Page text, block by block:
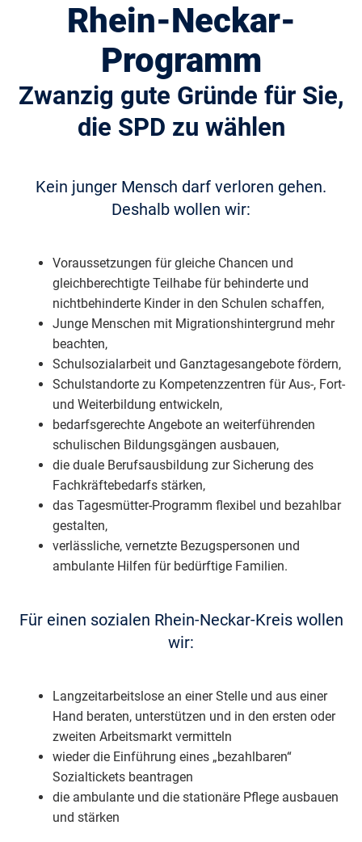
Rhein-Neckar-
Programm
Zwanzig gute Gründe für Sie,
die SPD zu wählen
Kein junger Mensch darf verloren gehen.
Deshalb wollen wir:
Voraussetzungen für gleiche Chancen und
gleichberechtigte Teilhabe für behinderte und
nichtbehinderte Kinder in den Schulen schaffen,
Junge Menschen mit Migrationshintergrund mehr
beachten,
Schulsozialarbeit und Ganztagesangebote fördern,
Schulstandorte zu Kompetenzzentren für Aus-, Fort-
und Weiterbildung entwickeln,
bedarfsgerechte Angebote an weiterführenden
schulischen Bildungsgängen ausbauen,
die duale Berufsausbildung zur Sicherung des
Fachkräftebedarfs stärken,
das Tagesmütter-Programm flexibel und bezahlbar
gestalten,
verlässliche, vernetzte Bezugspersonen und
ambulante Hilfen für bedürftige Familien.
Für einen sozialen Rhein-Neckar-Kreis wollen
wir:
Langzeitarbeitslose an einer Stelle und aus einer
Hand beraten, unterstützen und in den ersten oder
zweiten Arbeitsmarkt vermitteln
wieder die Einführung eines „bezahlbaren“
Sozialtickets beantragen
die ambulante und die stationäre Pflege ausbauen
und stärken